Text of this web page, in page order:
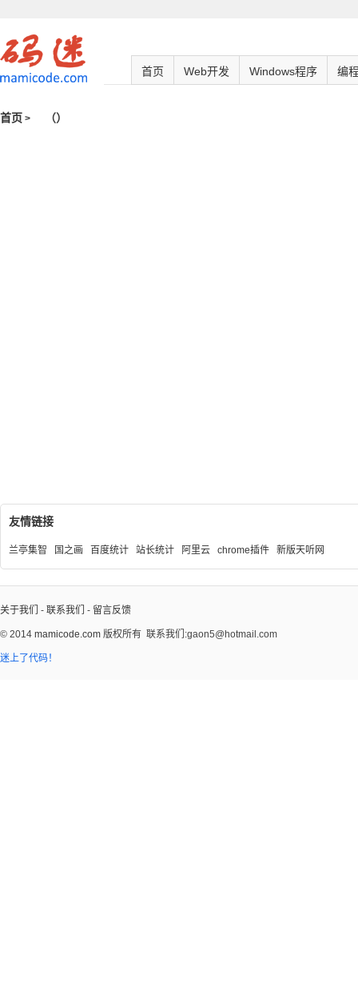
首页 Web开发 Windows程序 编
首页 > （）
友情链接
兰亭集智 国之画 百度统计 站长统计 阿里云 chrome插件 新版天听网
关于我们 - 联系我们 - 留言反馈
© 2014 mamicode.com 版权所有 联系我们:gaon5@hotmail.com
迷上了代码！